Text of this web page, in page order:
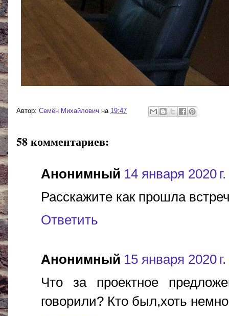
Автор: Cемён Михайлович на 19:47
58 комментариев:
Анонимный 14 января 2020
Расскажите как прошла
Ответить
Анонимный 15 января 2020
Что за проектное
говорили? Кто был,хоть